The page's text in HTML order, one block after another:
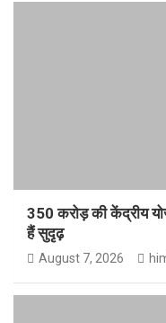
350 करोड़ की केंद्रीय
हैं सुदृढ़
August 7, 2026